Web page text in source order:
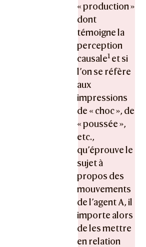
« production »
dont
témoigne la
perception
causale1 et si
l’on se réfère
aux
impressions
de « choc », de
« poussée »,
etc.,
qu’éprouve le
sujet à
propos des
mouvements
de l’agent A, il
importe alors
de les mettre
en relation